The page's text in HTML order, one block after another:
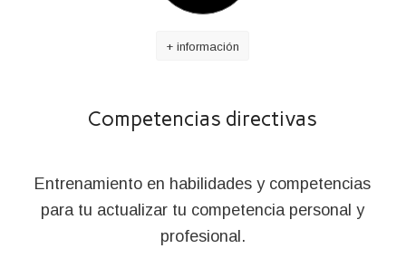
+ información
Competencias directivas
Entrenamiento en habilidades y competencias
para tu actualizar tu competencia personal y
profesional.